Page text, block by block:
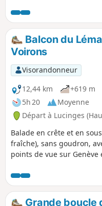
Balcon du
Voirons
Visorandonneur
12,44 km
+619 m
5h 20
Moyenne
Départ à Lucinges
Balade en crête et en
fraîche), sans goudron,
points de vue sur Genève
du Mont-Blanc à l'Est.
présente l'avantage de
raccourcie (ou
Grande boucle